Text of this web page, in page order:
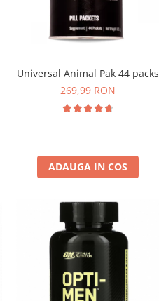
Universal Animal Pak 44 packs
269,99 RON
ADAUGA IN COS